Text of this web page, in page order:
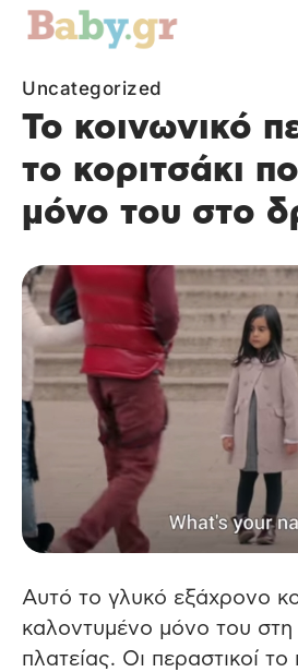
Uncategorized
Το κοινωνικό
το κοριτσάκι
μόνο του στο
Αυτό το γλυκό εξάχρονο
καλοντυμένο μόνο του στη
πλατείας. Οι περαστικοί